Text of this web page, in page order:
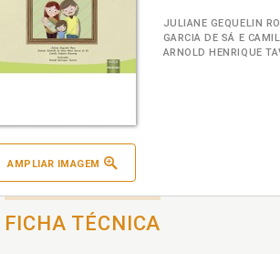
AMPLIAR IMAGEM
JULIANE GEQUELIN
GARCIA DE SÁ E
ARNOLD HENRIQUE
FICHA TÉCNICA